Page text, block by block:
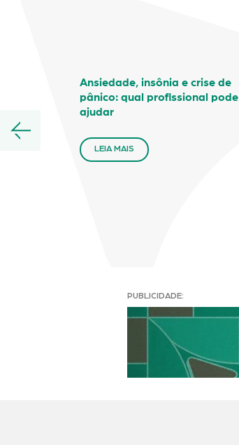
Ansiedade, insônia e crise de
pânico: qual profissional pode
ajudar
LEIA MAIS
PUBLICIDADE: